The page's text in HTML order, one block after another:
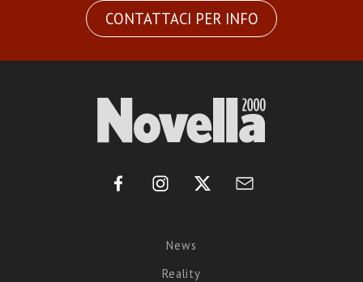
CONTATTACI PER INFO
News
Reality